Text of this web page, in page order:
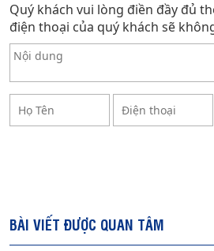
Quý khách vui lòng điền đầy đủ
điện thoại của quý khách sẽ
BÀI VIẾT ĐƯỢC QUAN TÂM